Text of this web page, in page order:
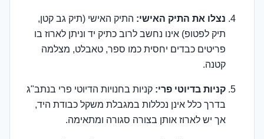
נצלו את התיק האישי: התיק האישי (תיק גב קטן,
תיק לפטופ) אינו נחשב לרוב כתיק יד וניתן לארוז בו
פריטים כבדים יחסית כמו ספר, טאבלט, מצלמה
קטנה.
קניות בדיוטי פרי: קניות בחנויות הדיוטי פרי בנתב"ג
בדרך כלל אינן נכללות במגבלת משקל כבודת היד,
אך יש לארוז אותן בצורה סגורה ומתאימה.